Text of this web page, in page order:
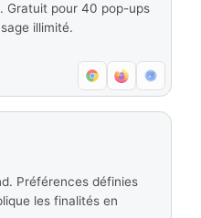
Gratuit pour 40 pop-ups
illimité.
Préférences définies
les finalités en